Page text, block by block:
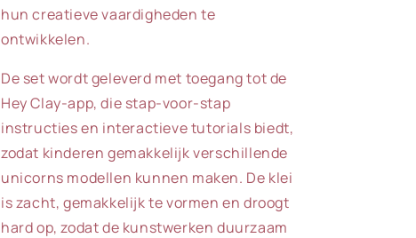
hun creatieve vaardigheden te
ontwikkelen.
De set wordt geleverd met toegang tot de
Hey Clay-app, die stap-voor-stap
instructies en interactieve tutorials biedt,
zodat kinderen gemakkelijk verschillende
unicorns modellen kunnen maken. De klei
is zacht, gemakkelijk te vormen en droogt
hard op, zodat de kunstwerken duurzaam